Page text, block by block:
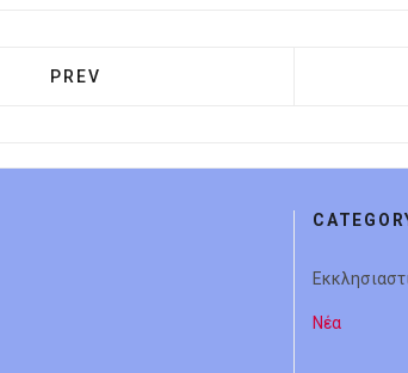
PREVIOUS ARTICLE: ΚΕΡΑΥΝΟΊ
PREV
Νέα